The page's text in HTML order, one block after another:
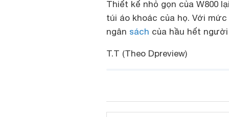
Thiết kế nhỏ gọn của W800
túi áo khoác của họ. Với
ngân sách của hầu hết
T.T (Theo Dpreview)